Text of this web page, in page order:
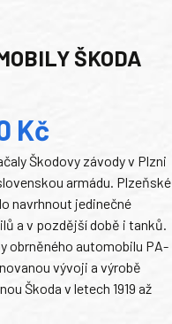
ŠKODA
Kč
Škodovy závody v Plzni
armádu. Plzeňské
navrhnout jedinečné
a v pozdější době i tanků.
obrněného automobilu PA-
vývoji a výrobě
Škoda v letech 1919 až